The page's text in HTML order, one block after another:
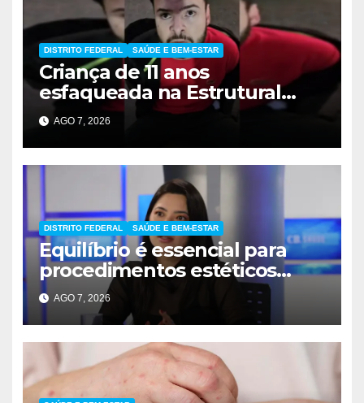
DISTRITO FEDERAL SAÚDE E BEM-ESTAR
Criança de 11 anos
esfaqueada na Estrutural
apresenta melhora
significativa
AGO 7, 2026
DISTRITO FEDERAL SAÚDE E BEM-ESTAR
Equilíbrio é essencial para
procedimentos estéticos
seguros
AGO 7, 2026